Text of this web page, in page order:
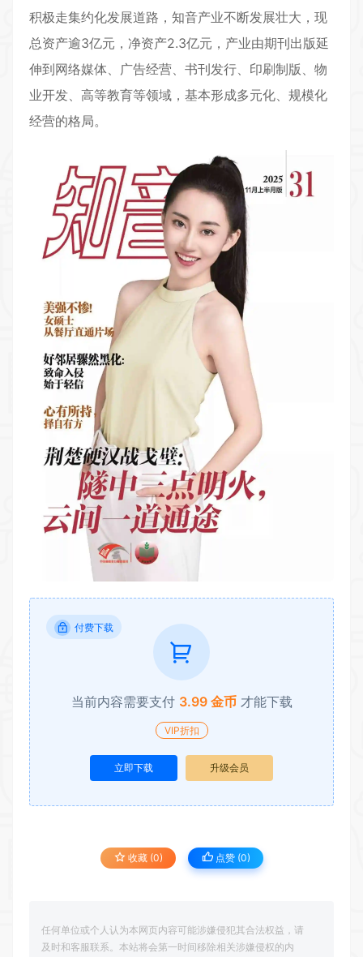
积极走集约化发展道路，知音产业不断发展壮大，现
总资产逾3亿元，净资产2.3亿元，产业由期刊出版延
伸到网络媒体、广告经营、书刊发行、印刷制版、物
业开发、高等教育等领域，基本形成多元化、规模化
经营的格局。
付费下载
当前内容需要支付 3.99 金币 才能下载
VIP折扣
立即下载 升级会员
收藏 (0) 点赞 (0)
任何单位或个人认为本网页内容可能涉嫌侵犯其合法权益，请
及时和客服联系。本站将会第一时间移除相关涉嫌侵权的内